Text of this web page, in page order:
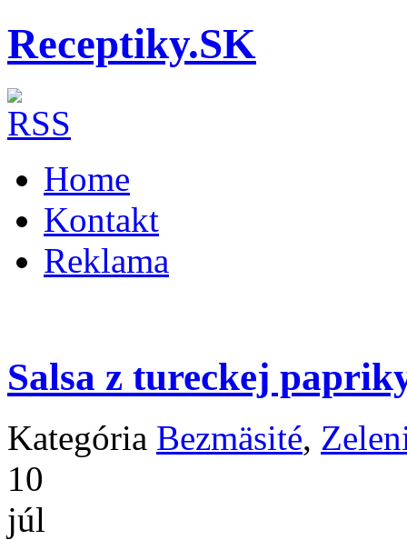
Receptiky.SK
Home
Kontakt
Reklama
Salsa z tureckej
Kategória Bezmäsité,
10
júl